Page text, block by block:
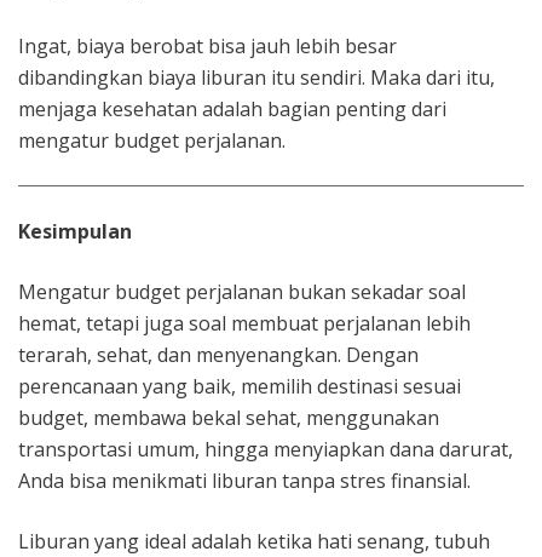
Ingat, biaya berobat bisa jauh lebih besar
dibandingkan biaya liburan itu sendiri. Maka dari itu,
menjaga kesehatan adalah bagian penting dari
mengatur budget perjalanan.
Kesimpulan
Mengatur budget perjalanan bukan sekadar soal
hemat, tetapi juga soal membuat perjalanan lebih
terarah, sehat, dan menyenangkan. Dengan
perencanaan yang baik, memilih destinasi sesuai
budget, membawa bekal sehat, menggunakan
transportasi umum, hingga menyiapkan dana darurat,
Anda bisa menikmati liburan tanpa stres finansial.
Liburan yang ideal adalah ketika hati senang, tubuh